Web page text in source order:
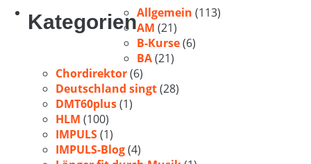
KategorienAllgemein (113)
AM (21)
B-Kurse(6)
BA(21)
Chordirektor(6)
Deutschland singt(28)
DMT60plus(1)
HLM (100)
IMPULS(1)
IMPULS-Blog(4)